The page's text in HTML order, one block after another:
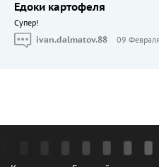
Едоки картофеля
Cупер!
ivan.dalmatov.88
09